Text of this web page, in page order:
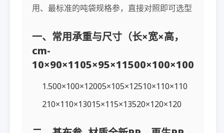
用、最标准的吨袋规格参，直接对照即可选型
一、常用承重与尺寸（长×宽×高，
cm-
10×90×1105×95×11500×100×100
1.500×100×12005×105×12510×110×110
210×110×13015×115×13520×120×120